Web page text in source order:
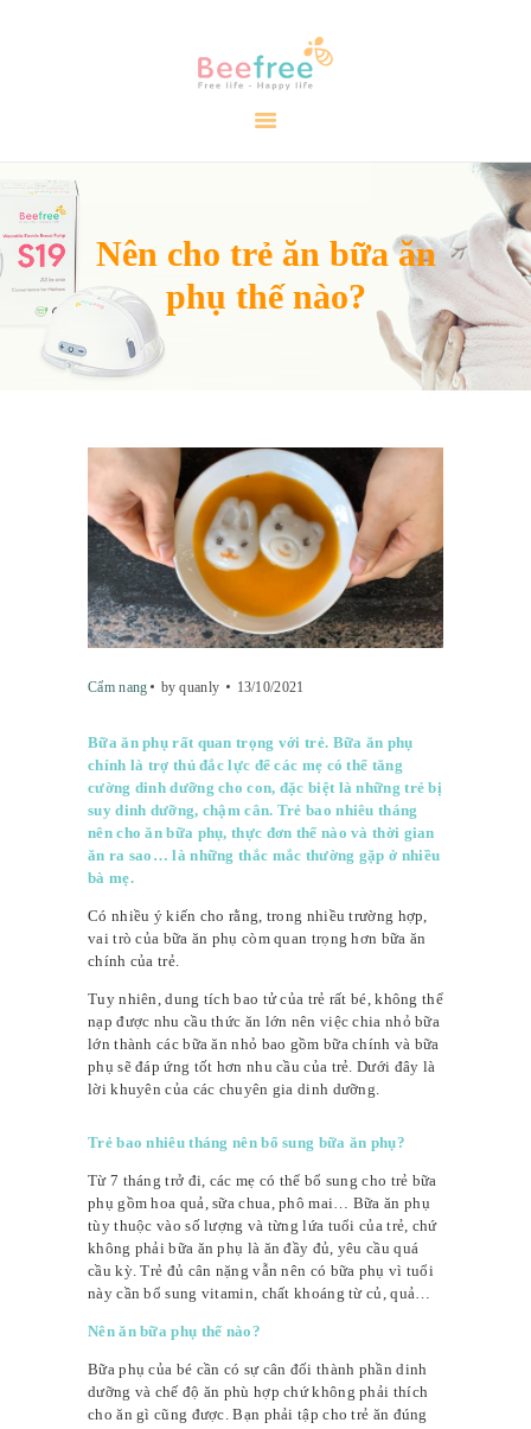
Nên cho trẻ ăn bữa ăn
phụ thế nào?
TRANG CHỦ
ĐẠI LÝ
LIÊN HỆ
VIDEO
Cẩm nang by quanly 13/10/2021
Bữa ăn phụ rất quan trọng với trẻ. Bữa ăn phụ
chính là trợ thủ đắc lực để các mẹ có thể tăng
cường dinh dưỡng cho con, đặc biệt là những trẻ bị
suy dinh dưỡng, chậm cân. Trẻ bao nhiêu tháng
nên cho ăn bữa phụ, thực đơn thế nào và thời gian
ăn ra sao… là những thắc mắc thường gặp ở nhiều
bà mẹ.
Có nhiều ý kiến cho rằng, trong nhiều trường hợp,
vai trò của bữa ăn phụ còm quan trọng hơn bữa ăn
chính của trẻ.
Tuy nhiên, dung tích bao tử của trẻ rất bé, không thể
nạp được nhu cầu thức ăn lớn nên việc chia nhỏ bữa
lớn thành các bữa ăn nhỏ bao gồm bữa chính và bữa
phụ sẽ đáp ứng tốt hơn nhu cầu của trẻ. Dưới đây là
lời khuyên của các chuyên gia dinh dưỡng.
Trẻ bao nhiêu tháng nên bổ sung bữa ăn phụ?
Từ 7 tháng trở đi, các mẹ có thể bổ sung cho trẻ bữa
phụ gồm hoa quả, sữa chua, phô mai… Bữa ăn phụ
tùy thuộc vào số lượng và từng lứa tuổi của trẻ, chứ
không phải bữa ăn phụ là ăn đầy đủ, yêu cầu quá
cầu kỳ. Trẻ đủ cân nặng vẫn nên có bữa phụ vì tuổi
này cần bổ sung vitamin, chất khoáng từ củ, quả…
Nên ăn bữa phụ thế nào?
Bữa phụ của bé cần có sự cân đối thành phần dinh
dưỡng và chế độ ăn phù hợp chứ không phải thích
cho ăn gì cũng được. Bạn phải tập cho trẻ ăn đúng